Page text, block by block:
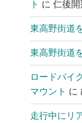
ト に 仁後開
東高野街道
東高野街道
ロードバイ
マウント に
走行中にリ